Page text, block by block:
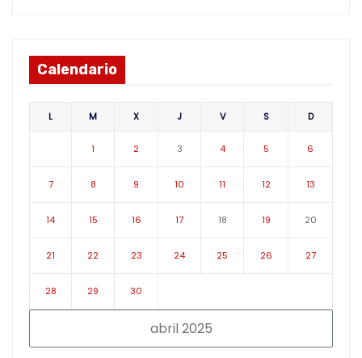
Calendario
abril 2025
L M X J V S D
1 2 3 4 5 6
7 8 9 10 11 12 13
14 15 16 17 18 19 20
21 22 23 24 25 26 27
28 29 30